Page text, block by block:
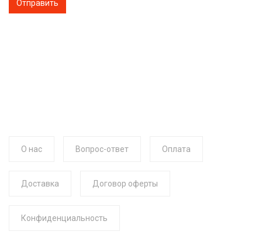
О нас Вопрос-ответ Оплата
Доставка Договор оферты
Конфиденциальность